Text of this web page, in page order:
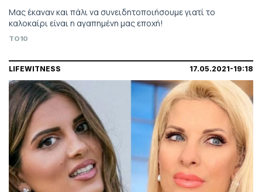
Μας έκαναν και πάλι να συνειδητοποιήσουμε γιατί το
καλοκαίρι είναι η αγαπημένη μας εποχή!
TO10
LIFEWITNESS 17.05.2021-19:18